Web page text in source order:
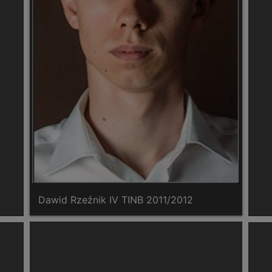
Dawid Rzeźnik IV TINB 2011/2012